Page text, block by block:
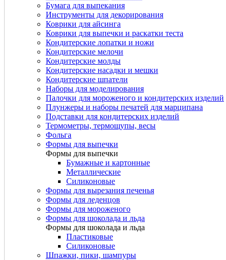
Бумага для выпекания
Инструменты для декорирования
Коврики для айсинга
Коврики для выпечки и раскатки теста
Кондитерские лопатки и ножи
Кондитерские мелочи
Кондитерские молды
Кондитерские насадки и мешки
Кондитерские шпатели
Наборы для моделирования
Палочки для мороженого и кондитерских изделий
Плунжеры и наборы печатей для марципана
Подставки для кондитерских изделий
Термометры, термощупы, весы
Фольга
Формы для выпечки
Формы для выпечки
Бумажные и картонные
Металлические
Силиконовые
Формы для вырезания печенья
Формы для леденцов
Формы для мороженого
Формы для шоколада и льда
Формы для шоколада и льда
Пластиковые
Силиконовые
Шпажки, пики, шампуры